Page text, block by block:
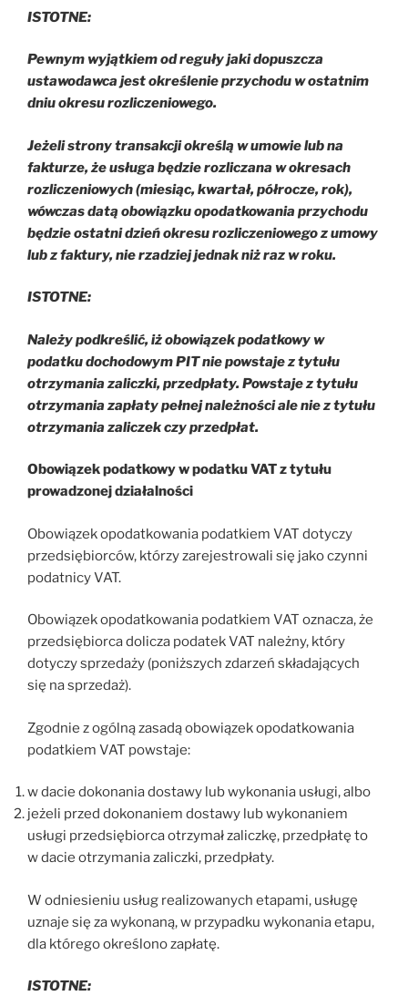
ISTOTNE:
Pewnym wyjątkiem od reguły jaki dopuszcza
ustawodawca jest określenie przychodu w ostatnim
dniu okresu rozliczeniowego.
Jeżeli strony transakcji określą w umowie lub na
fakturze, że usługa będzie rozliczana w okresach
rozliczeniowych (miesiąc, kwartał, półrocze, rok),
wówczas datą obowiązku opodatkowania przychodu
będzie ostatni dzień okresu rozliczeniowego z umowy
lub z faktury, nie rzadziej jednak niż raz w roku.
ISTOTNE:
Należy podkreślić, iż obowiązek podatkowy w
podatku dochodowym PIT nie powstaje z tytułu
otrzymania zaliczki, przedpłaty. Powstaje z tytułu
otrzymania zapłaty pełnej należności ale nie z tytułu
otrzymania zaliczek czy przedpłat.
Obowiązek podatkowy w podatku VAT z tytułu
prowadzonej działalności
Obowiązek opodatkowania podatkiem VAT dotyczy
przedsiębiorców, którzy zarejestrowali się jako czynni
podatnicy VAT.
Obowiązek opodatkowania podatkiem VAT oznacza, że
przedsiębiorca dolicza podatek VAT należny, który
dotyczy sprzedaży (poniższych zdarzeń składających
się na sprzedaż).
Zgodnie z ogólną zasadą obowiązek opodatkowania
podatkiem VAT powstaje:
w dacie dokonania dostawy lub wykonania usługi, albo
jeżeli przed dokonaniem dostawy lub wykonaniem
usługi przedsiębiorca otrzymał zaliczkę, przedpłatę to
w dacie otrzymania zaliczki, przedpłaty.
W odniesieniu usług realizowanych etapami, usługę
uznaje się za wykonaną, w przypadku wykonania etapu,
dla którego określono zapłatę.
ISTOTNE: